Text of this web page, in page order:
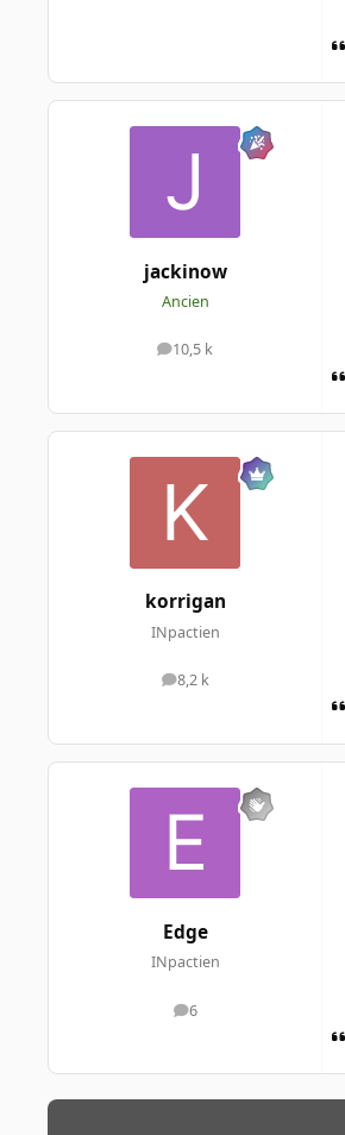
jackinow
Ancien
10,5 k
messages
korrigan
INpactien
8,2 k
messages
Edge
INpactien
6
messages